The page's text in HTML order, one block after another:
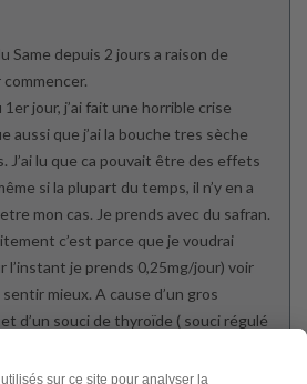
Same depuis 2 jours a raison de
1er jour, j’ai fait une horrible crise
aussi que j’ai la bouche tres sèche
J’ai lu que ca pouvait être des effets
si la plupart du temps, il n’y en a
mon cas. Je prends avec du safran.
c’est parce que je voudrai
l’instant je prends 0,25mg/jour) voir
mieux. A cause d’un gros
d’un souci de thyroïde ( souci régulé
je suis devenue hyper sensible et
de dépression. Malheureusement,